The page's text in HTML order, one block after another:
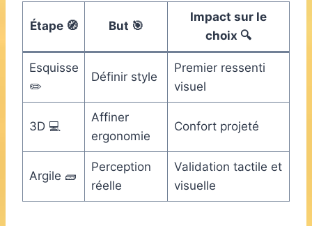
Étape 🧭 But 🎯
Impact sur le
choix 🔍
Esquisse
✏️
Définir style
Premier ressenti
visuel
3D 💻
Affiner
ergonomie
Confort projeté
Argile 🧱
Perception
réelle
Validation tactile et
visuelle